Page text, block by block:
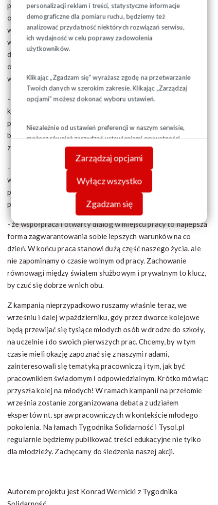
personalizacji reklam i treści, statystyczne informacje
demograficzne dla pomiaru ruchu, będziemy też
analizować przydatność niektórych rozwiązań serwisu,
ich wydajność w celu poprawy zadowolenia
użytkowników.
Klikając „Zgadzam się” wyrażasz zgodę na przetwarzanie
Twoich danych w szerokim zakresie. Klikając „Zarządzaj
opcjami” możesz dokonać wyboru ustawień.
Niezależnie od ustawień preferencji w naszym serwisie,
możesz również zarządzać ustawieniami prywatności
swojej przeglądarki. Więcej informacji o przetwarzaniu
danych znajdziesz wPolityce prywatności.
Zarządzaj opcjami
Wyłącz wszystko
Zgadzam się
przy pierwszej lepszej okazji je opuści, a dojrzałym i
odpowiedzialnym pracownikiem, który sam będzie czuć się
ważną częścią firmy, a nie jedynie śrubką, którą można
wymienić. Dlatego stworzyliśmy kompendium wiedzy, którą
dobrze posiadać jako młody pracownik, by jak najszybciej
odnaleźć się na rynku pracy. Na stronie
www.kolejnamlodych.pl będzie można dowiedzieć się:
- jak efektywnie wykorzystać swoje wykształcenie i
kompetencje na rynku pracy. Pokażemy jak znaleźć dobrego
pracodawcę i czym go do siebie przekonać. To sprawi, że
bardziej świadomie będziesz kierować swoją karierą
zawodową;
- o rodzajach umów jakie można zawrzeć z pracodawcą i jakie
wynikają z nich prawa, ale też obowiązki dla pracownika. To
podstawa, by nie dać się oszukiwać, ale też być fair wobec
przełożonych;
- że współpraca i otwarty dialog w miejscu pracy to najlepsza
forma zagwarantowania sobie lepszych warunków na co
dzień. W końcu praca stanowi dużą część naszego życia, ale
nie zapominamy o czasie wolnym od pracy. Zachowanie
równowagi między światem służbowym i prywatnym to klucz,
by czuć się dobrze w nich obu.
Z kampanią nieprzypadkowo ruszamy właśnie teraz, we
wrześniu i dalej w październiku, gdy przez dworce kolejowe
będą przewijać się tysiące młodych osób w drodze do szkoły,
na uczelnie i do swoich pierwszych prac. Chcemy, by w tym
czasie mieli okazję zapoznać się z naszymi radami,
zainteresowali się tematyką pracowniczą i tym, jak być
pracownikiem świadomym i odpowiedzialnym. Krótko mówiąc:
przyszła kolej na młodych! W ramach kampanii na przełomie
września zostanie zorganizowana debata z udziałem
ekspertów nt. spraw pracowniczych w kontekście młodego
pokolenia. Na łamach Tygodnika Solidarność i Tysol.pl
regularnie będziemy publikować treści edukacyjne nie tylko
dla młodzieży. Zachęcamy do śledzenia naszej akcji.
Autorem projektu jest Konrad Wernicki z Tygodnika